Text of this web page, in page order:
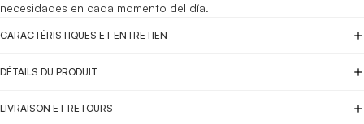
necesidades en cada momento del día.
CARACTÉRISTIQUES ET ENTRETIEN
DÉTAILS DU PRODUIT
LIVRAISON ET RETOURS